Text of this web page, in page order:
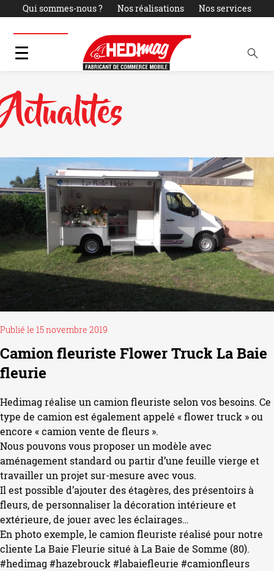
Qui sommes-nous ? Nos réalisations
Nos services
Actualités
Publié le 15 novembre 2019
Camion fleuriste Flower Truck La Baie
fleurie
Hedimag réalise un camion fleuriste selon vos besoins. Ce
type de camion est également appelé « flower truck » ou
encore « camion vente de fleurs ».
Nous pouvons vous proposer un modèle avec
aménagement standard ou partir d’une feuille vierge et
travailler un projet sur-mesure avec vous.
Il est possible d’ajouter des étagères, des présentoirs à
fleurs, de personnaliser la décoration intérieure et
extérieure, de jouer avec les éclairages…
En photo exemple, le camion fleuriste réalisé pour notre
cliente La Baie Fleurie situé à La Baie de Somme (80).
#hedimag #hazebrouck #labaiefleurie #camionfleurs